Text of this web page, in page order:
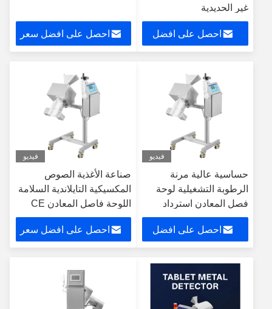
غير الحديدية
احصل على افضل احصل على افضل سعر
فيديو
حساسية عالية مرنة
الرطوبة التشغيلية لوحة
فصل المعادن استرداد
المعادن
احصل على افضل
فيديو
صناعة الأغذية الصوص
المكسيكية التايلاندية السلامة
اللوحة فاصل المعادن CE
HACCP معتمد
احصل على افضل سعر